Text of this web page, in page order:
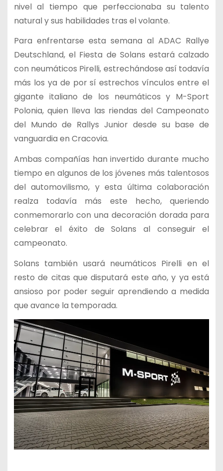
nivel al tiempo que perfeccionaba su talento
natural y sus habilidades tras el volante.
Para enfrentarse esta semana al ADAC Rallye
Deutschland, el Fiesta de Solans estará calzado
con neumáticos Pirelli, estrechándose así todavía
más los ya de por sí estrechos vínculos entre el
gigante italiano de los neumáticos y M-Sport
Polonia, quien lleva las riendas del Campeonato
del Mundo de Rallys Junior desde su base de
vanguardia en Cracovia.
Ambas compañías han invertido durante mucho
tiempo en algunos de los jóvenes más talentosos
del automovilismo, y esta última colaboración
realza todavía más este hecho, queriendo
conmemorarlo con una decoración dorada para
celebrar el éxito de Solans al conseguir el
campeonato.
Solans también usará neumáticos Pirelli en el
resto de citas que disputará este año, y ya está
ansioso por poder seguir aprendiendo a medida
que avance la temporada.